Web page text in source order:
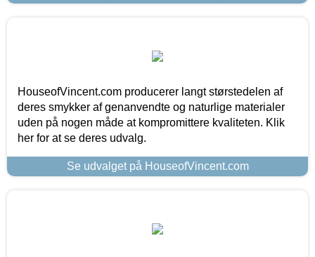
HouseofVincent.com producerer langt størstedelen af
deres smykker af genanvendte og naturlige materialer
uden på nogen måde at kompromittere kvaliteten. Klik
her for at se deres udvalg.
Se udvalget på HouseofVincent.com